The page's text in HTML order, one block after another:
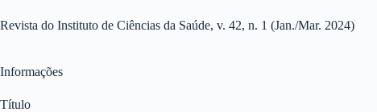
Revista do Instituto de Ciências da Saúde, v. 42, n. 1 (Jan./Mar. 2024)
Informações
Título